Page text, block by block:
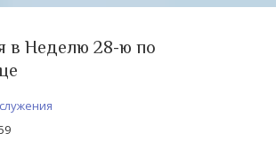
в Неделю 28-ю по